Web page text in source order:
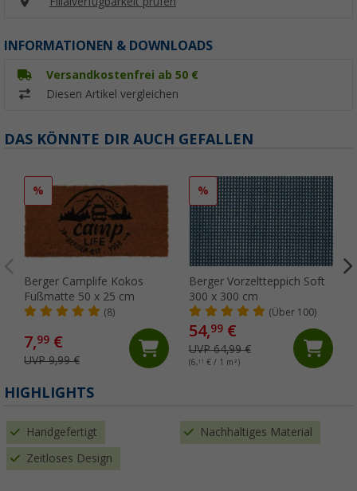
INFORMATIONEN & DOWNLOADS
Versandkostenfrei ab 50 €
Diesen Artikel vergleichen
DAS KÖNNTE DIR AUCH GEFALLEN
%
Berger Camplife Kokos
Fußmatte 50 x 25 cm
(8)
7,99 €
UVP 9,99 €
%
Berger Vorzeltteppich Soft
300 x 300 cm
(Über 100)
54,99€
UVP 64,99 €
(6,11 € / 1 m²)
HIGHLIGHTS
Handgefertigt Nachhaltiges Material
Zeitloses Design